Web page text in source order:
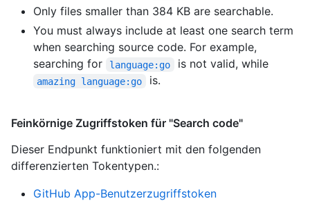
Only files smaller than 384 KB are searchable.
You must always include at least one search term
when searching source code. For example,
searching for
language:go is not valid, while
amazing language:go is.
Feinkörnige Zugriffstoken für "Search code"
Dieser Endpunkt funktioniert mit den folgenden
differenzierten Tokentypen.:
GitHub App-Benutzerzugriffstoken